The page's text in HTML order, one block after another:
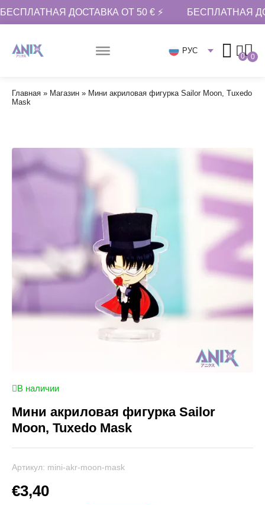
БЕСПЛАТНАЯ ДОСТАВКА ОТ 50 € ⚡ БЕСПЛАТНАЯ
РУС
0 0
Главная » Магазин » Мини акриловая фигурка Sailor Moon, Tuxedo
Mask
В наличии
Мини акриловая фигурка Sailor
Moon, Tuxedo Mask
Артикул: mini-akr-moon-mask
€3,40